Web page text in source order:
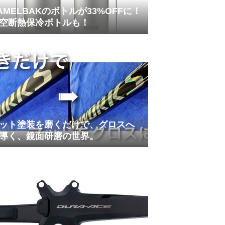
のボトルが33%OFFに！
断熱保冷ボトルも！
ト塗装を磨くだけで、グロスへ
く、鏡面研磨の世界。